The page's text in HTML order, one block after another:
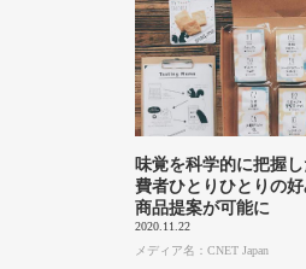
味覚を科学的に把握
費者ひとりひとりの
商品提案が可能に
2020.11.22
メディア名：CNET Japan